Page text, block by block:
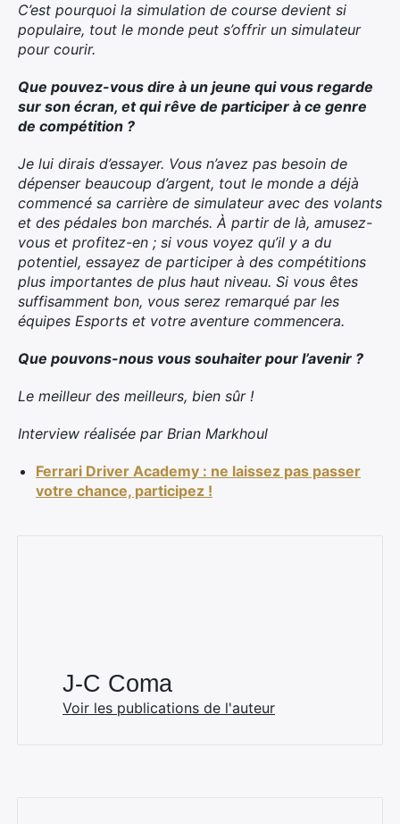
C’est pourquoi la simulation de course devient si
populaire, tout le monde peut s’offrir un simulateur
pour courir.
Que pouvez-vous dire à un jeune qui vous regarde
sur son écran, et qui rêve de participer à ce genre
de compétition ?
Je lui dirais d’essayer. Vous n’avez pas besoin de
dépenser beaucoup d’argent, tout le monde a déjà
commencé sa carrière de simulateur avec des volants
et des pédales bon marchés. À partir de là, amusez-
vous et profitez-en ; si vous voyez qu’il y a du
potentiel, essayez de participer à des compétitions
plus importantes de plus haut niveau. Si vous êtes
suffisamment bon, vous serez remarqué par les
équipes Esports et votre aventure commencera.
Que pouvons-nous vous souhaiter pour l’avenir ?
Le meilleur des meilleurs, bien sûr !
Interview réalisée par Brian Markhoul
Ferrari Driver Academy : ne laissez pas passer
votre chance, participez !
J-C Coma
Voir les publications de l'auteur